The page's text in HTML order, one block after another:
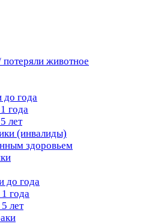
животное
до года
года
лет
(инвалиды)
здоровьем
до года
года
лет